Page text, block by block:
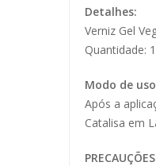
Detalhes:
Verniz Gel
Quantidade:
Modo de
Após a
Catalisa em